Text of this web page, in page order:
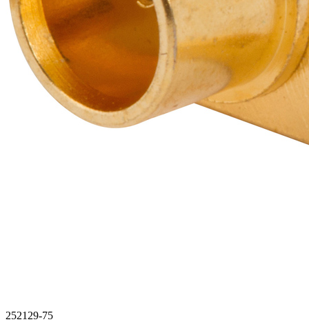
252129-75